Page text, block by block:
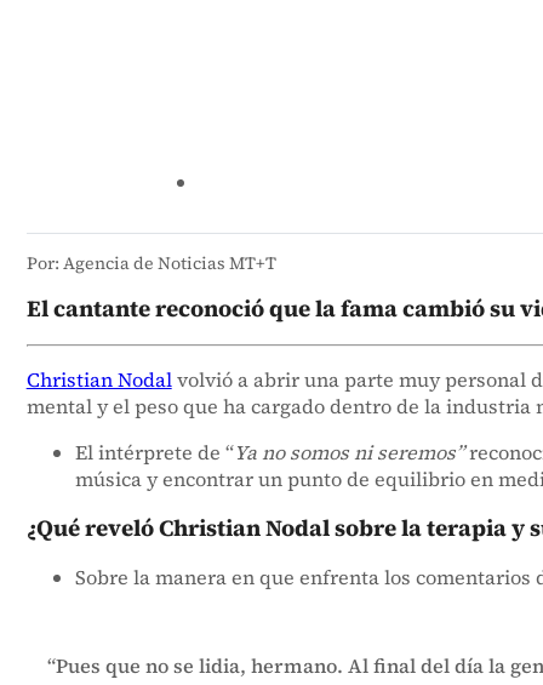
Por: Agencia de Noticias MT+T
El cantante reconoció que la fama cambió su
Christian Nodalvolvió a abrir una parte muy personal
mental y el peso que ha cargado dentro de la industria
El intérprete de “Ya no somos ni seremos”
música y encontrar un punto de equilibrio en
¿Qué reveló Christian Nodal sobre la terapia y
Sobre la manera en que enfrenta los
“Pues que no se lidia, hermano. Al final del día la